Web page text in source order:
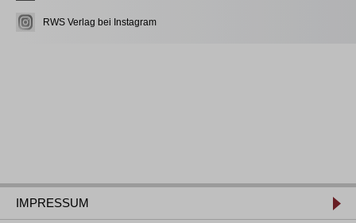
RWS Verlag bei Instagram
IMPRESSUM